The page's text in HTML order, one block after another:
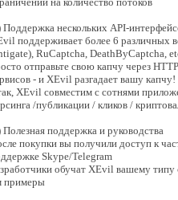
Поддержка нескольких API-
поддерживает более 6 различных
RuCaptcha, DeathByCaptcha,
отправьте свою капчу через
- и XEvil разгадает вашу капчу!
XEvil совместим с сотнями
/публикации / кликов /
Полезная поддержка и руководства
покупки вы получили доступ к
Skype/Telegram
обучат XEvil вашему
примеры